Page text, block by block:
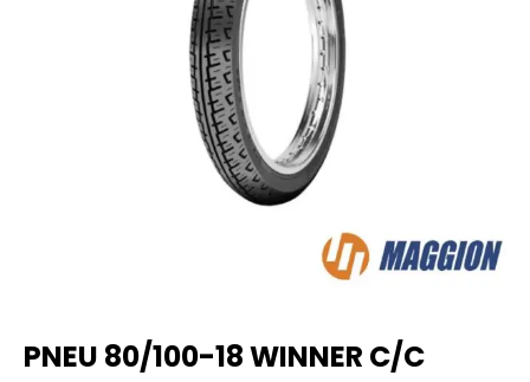
PNEU 80/100-18 WINNER C/C